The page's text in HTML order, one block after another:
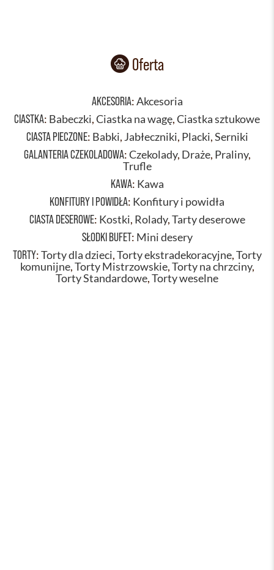
Oferta
AKCESORIA:Akcesoria
CIASTKA: Babeczki,Ciastka na wagę,Ciastka sztukowe
CIASTA PIECZONE: Babki, Jabłeczniki, Placki,Serniki
GALANTERIA CZEKOLADOWA:Czekolady, Draże, Praliny,
Trufle
KAWA: Kawa
KONFITURY I POWIDŁA: Konfitury i powidła
CIASTA DESEROWE: Kostki, Rolady,Tarty deserowe
SŁODKI BUFET: Mini desery
TORTY:Torty dla dzieci,Torty ekstradekoracyjne,Torty
komunijne,Torty Mistrzowskie,Torty na chrzciny,
Torty Standardowe,Torty weselne